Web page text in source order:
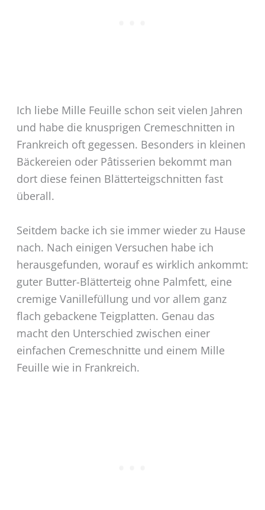
Ich liebe Mille Feuille schon seit vielen Jahren
und habe die knusprigen Cremeschnitten in
Frankreich oft gegessen. Besonders in kleinen
Bäckereien oder Pâtisserien bekommt man
dort diese feinen Blätterteigschnitten fast
überall.
Seitdem backe ich sie immer wieder zu Hause
nach. Nach einigen Versuchen habe ich
herausgefunden, worauf es wirklich ankommt:
guter Butter-Blätterteig ohne Palmfett, eine
cremige Vanillefüllung und vor allem ganz
flach gebackene Teigplatten. Genau das
macht den Unterschied zwischen einer
einfachen Cremeschnitte und einem Mille
Feuille wie in Frankreich.